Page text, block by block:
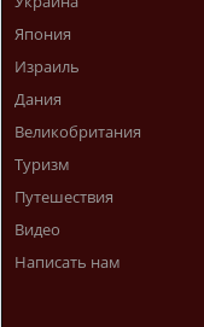
Япония
Израиль
Дания
Великобритания
Туризм
Путешествия
Видео
Написать нам